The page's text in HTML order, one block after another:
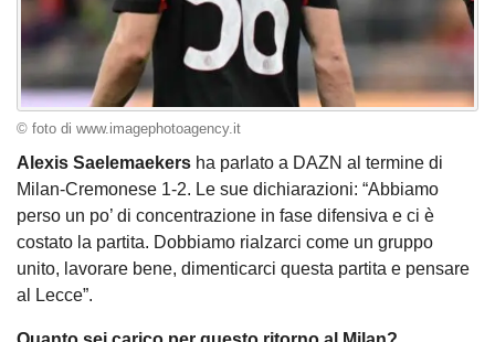
© foto di www.imagephotoagency.it
Alexis Saelemaekers ha parlato a DAZN al termine di
Milan-Cremonese 1-2. Le sue dichiarazioni: “Abbiamo
perso un po’ di concentrazione in fase difensiva e ci è
costato la partita. Dobbiamo rialzarci come un gruppo
unito, lavorare bene, dimenticarci questa partita e pensare
al Lecce”.